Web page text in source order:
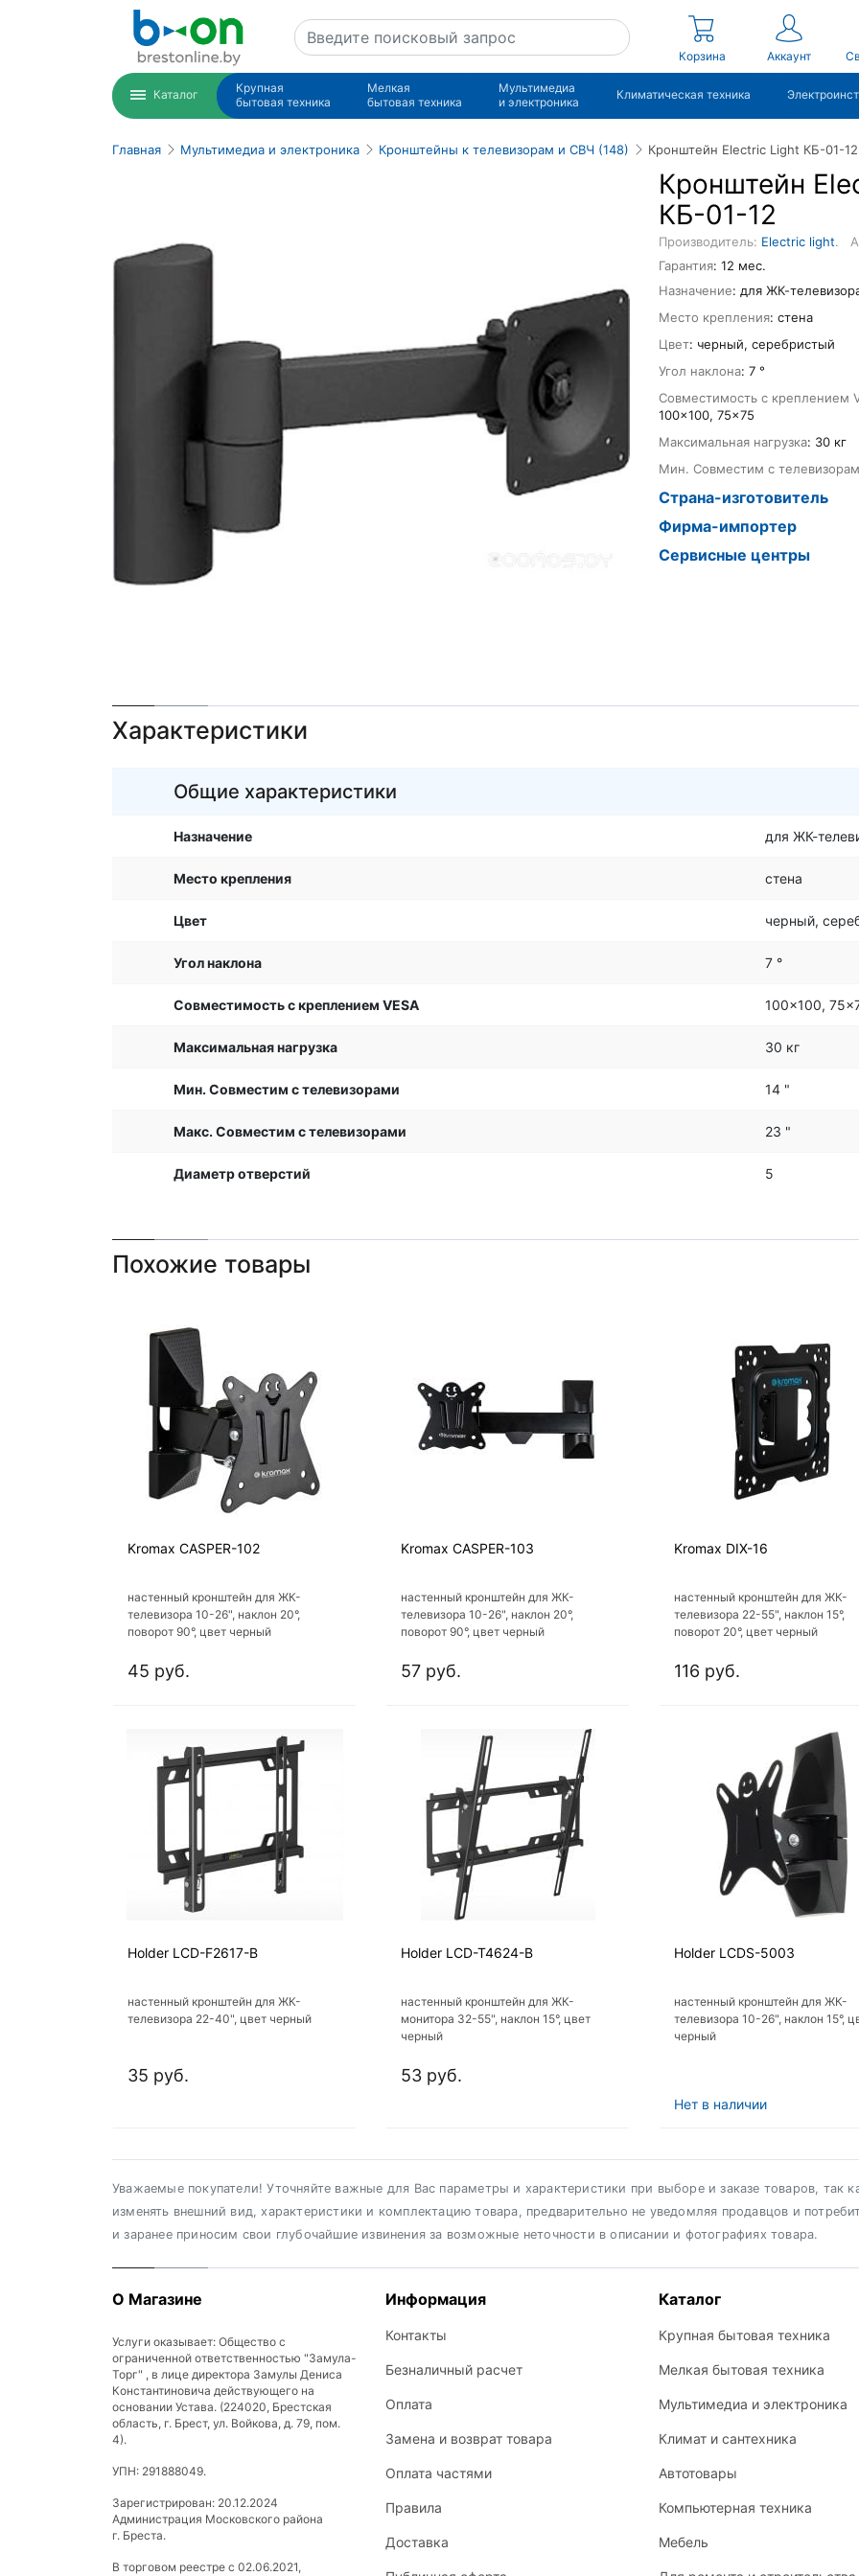
Корзина Аккаунт
Каталог
Крупная
бытовая техника
Мелкая
бытовая техника
Мультимедиа
и электроника
Климатическая техника
Главная Мультимедиа и электроника Кронштейны к телевизорам и СВЧ (148) Кронштейн Electric Light КБ-01-12
Кронштейн
КБ-01-12
Производитель: Electric light.
Гарантия: 12 мес.
Назначение: для ЖК-
Место крепления: стена
Цвет: черный, серебристый
Угол наклона: 7 °
Совместимость с креплением
100x100, 75x75
Максимальная нагрузка: 30 кг
Мин. Совместим с
Страна-изготовитель
Фирма-импортер
Сервисные центры
Характеристики
Общие характеристики
Назначение для ЖК-
Место крепления стена
Цвет черный,
Угол наклона 7 °
Совместимость с креплением VESA 100x100,
Максимальная нагрузка 30 кг
Мин. Совместим с телевизорами 14 "
Макс. Совместим с телевизорами 23 "
Диаметр отверстий 5
Похожие товары
Kromax CASPER-102
настенный кронштейн для ЖК-
телевизора 10-26", наклон 20°,
поворот 90°, цвет черный
45 руб.
Kromax CASPER-103
настенный кронштейн для ЖК-
телевизора 10-26", наклон 20°,
поворот 90°, цвет черный
57 руб.
Kromax DIX-16
настенный кронштейн для ЖК-
телевизора 22-55", наклон 15°,
поворот 20°, цвет черный
116 руб.
Holder LCD-F2617-B
настенный кронштейн для ЖК-
телевизора 22-40", цвет черный
35 руб.
Holder LCD-T4624-B
настенный кронштейн для ЖК-
монитора 32-55", наклон 15°, цвет
черный
53 руб.
Holder LCDS-5003
настенный кронштейн для ЖК-
телевизора 10-26", наклон 15°,
черный
Нет в наличии
Уважаемые покупатели! Уточняйте важные для Вас параметры и характеристики при выборе и заказе товаров, так
изменять внешний вид, характеристики и комплектацию товара, предварительно не уведомляя продавцов и
и заранее приносим свои глубочайшие извинения за возможные неточности в описании и фотографиях товара.
О Магазине
Услуги оказывает: Общество с
ограниченной ответственностью "Замула-
Торг" , в лице директора Замулы Дениса
Константиновича действующего на
основании Устава. (224020, Брестская
область, г. Брест, ул. Войкова, д. 79, пом.
4).
УПН: 291888049.
Зарегистрирован: 20.12.2024
Администрация Московского района
г. Бреста.
В торговом реестре с 02.06.2021,
Информация
Контакты
Безналичный расчет
Оплата
Замена и возврат товара
Оплата частями
Правила
Доставка
Каталог
Крупная бытовая техника
Мелкая бытовая техника
Мультимедиа и электроника
Климат и сантехника
Автотовары
Компьютерная техника
Мебель